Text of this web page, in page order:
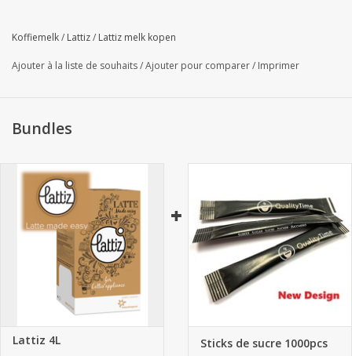
Koffiemelk/ Lattiz/ Lattiz melk kopen
Ajouter à la liste de souhaits/Ajouter pour comparer/ Imprimer
Bundles
Lattiz 4L Sticks de sucre 1000pcs